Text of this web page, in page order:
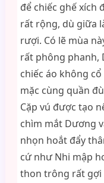
để chiếc ghế xích
rất rộng, dù giữa
rượi. Có lẽ mùa
rất phông phanh,
chiếc áo không
mặc cùng quần
Cặp vú được tạo
chìm mắt Dương
nhọn hoắt đẩy
cứ như Nhi mập
thon trông rất gợi